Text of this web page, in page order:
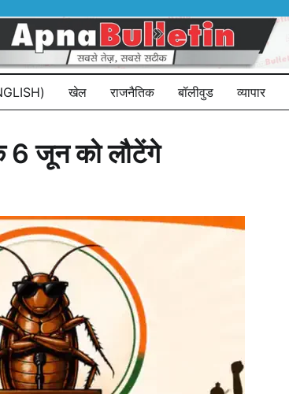
खेल राजनैतिक बॉलीवुड व्यापार
6 जून को लौटेंगे